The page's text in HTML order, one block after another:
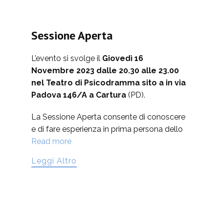
Sessione Aperta
L’evento si svolge il Giovedì 16
Novembre 2023 dalle 20.30 alle 23.00
nel Teatro di Psicodramma sito a in via
Padova 146/A a Cartura (PD).
La Sessione Aperta consente di conoscere
e di fare esperienza in prima persona dello
Read more
Leggi Altro